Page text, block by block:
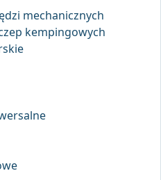
mechanicznych
kempingowych